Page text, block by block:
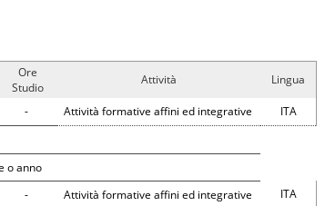
Ore
Studio
Attività Lingua
- Attività formative affini ed integrative ITA
o anno
- Attività formative affini ed integrative ITA